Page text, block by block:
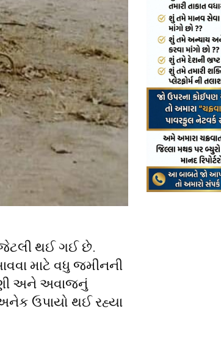
જેટલી થઈ ગઈ છે.
માટે વધુ જમીનની
અને અવાજનું
ઉપાયો થઈ રહ્યા